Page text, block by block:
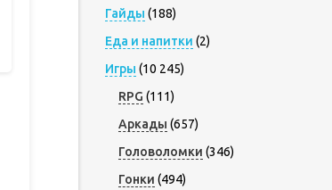
Гайды (188)
Еда и напитки (2)
Игры (10 245)
RPG (111)
Аркады (657)
Головоломки (346)
Гонки (494)